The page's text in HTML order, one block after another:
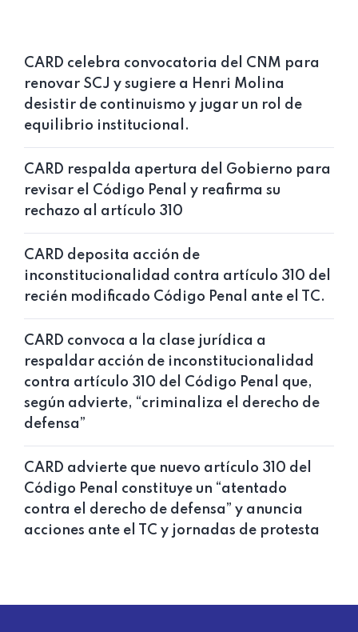
CARD celebra convocatoria del CNM para
renovar SCJ y sugiere a Henri Molina
desistir de continuismo y jugar un rol de
equilibrio institucional.
CARD respalda apertura del Gobierno para
revisar el Código Penal y reafirma su
rechazo al artículo 310
CARD deposita acción de
inconstitucionalidad contra artículo 310 del
recién modificado Código Penal ante el TC.
CARD convoca a la clase jurídica a
respaldar acción de inconstitucionalidad
contra artículo 310 del Código Penal que,
según advierte, “criminaliza el derecho de
defensa”
CARD advierte que nuevo artículo 310 del
Código Penal constituye un “atentado
contra el derecho de defensa” y anuncia
acciones ante el TC y jornadas de protesta